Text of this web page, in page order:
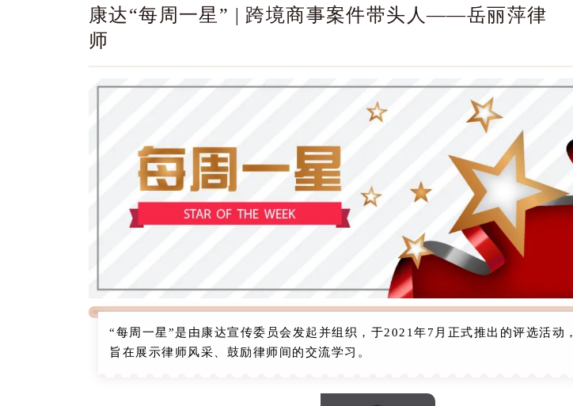
康达“每周一星” | 跨境商事案件带头人——岳丽萍律
师
“每周一星”是由康达宣传委员会发起并组织，于2021年7月正式推出的评选活动，
旨在展示律师风采、鼓励律师间的交流学习。